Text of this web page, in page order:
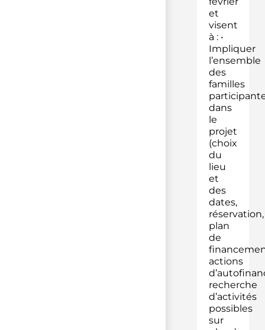
et
visent
à : •
Impliquer
l’ensemble
des
familles
dans
le
projet
(choix
du
lieu
et
des
dates,
réservation,
plan
de
actions
recherche
d’activités
possibles
sur